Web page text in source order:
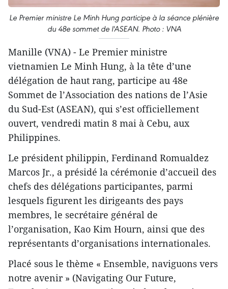
Le Premier ministre Le Minh Hung participe à la séance plénière
du 48e sommet de l'ASEAN. Photo : VNA
Manille (VNA) - Le Premier ministre
vietnamien Le Minh Hung, à la tête d’une
délégation de haut rang, participe au 48e
Sommet de l’Association des nations de l’Asie
du Sud-Est (ASEAN), qui s’est officiellement
ouvert, vendredi matin 8 mai à Cebu, aux
Philippines.
Le président philippin, Ferdinand Romualdez
Marcos Jr., a présidé la cérémonie d’accueil des
chefs des délégations participantes, parmi
lesquels figurent les dirigeants des pays
membres, le secrétaire général de
l’organisation, Kao Kim Hourn, ainsi que des
représentants d’organisations internationales.
Placé sous le thème « Ensemble, naviguons vers
notre avenir » (Navigating Our Future,